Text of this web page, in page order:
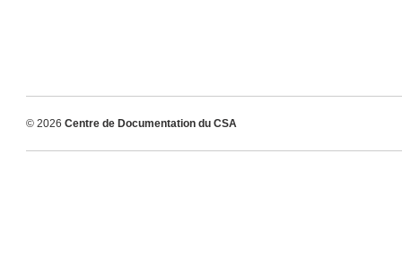
© 2026 Centre de Documentation du CSA